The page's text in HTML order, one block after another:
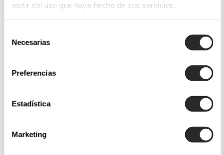
partir del uso que haya hecho de sus servicios.
Necesarias
Preferencias
Estadística
Marketing